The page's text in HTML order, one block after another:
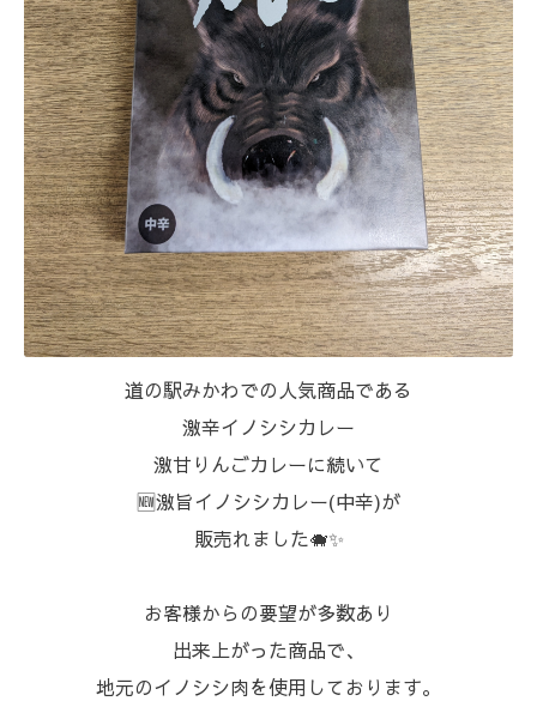
⁡⁡道の駅みかわでの人気商品である
激辛イノシシカレー
激甘りんごカレーに続いて
🆕激旨イノシシカレー(中辛)が
販売れました🐗✨⁡⁡
お客様からの要望が多数あり
出来上がった商品で、
地元のイノシシ肉を使用しております。⁡